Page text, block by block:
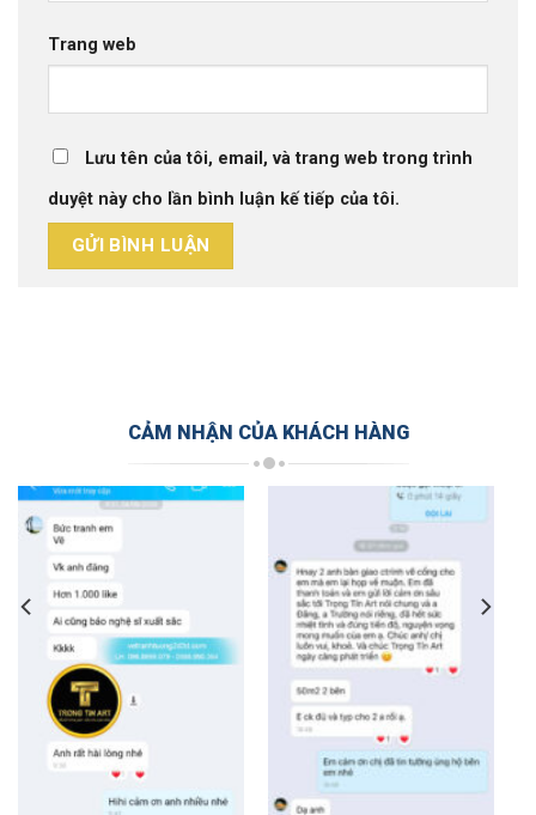
Trang web
Lưu tên của tôi, email, và trang web trong trình
duyệt này cho lần bình luận kế tiếp của tôi.
CẢM NHẬN CỦA KHÁCH HÀNG